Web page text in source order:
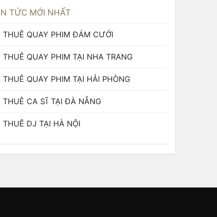
TỨC MỚI NHẤT
THUÊ QUAY PHIM ĐÁM CƯỚI
THUÊ QUAY PHIM TẠI NHA TRANG
THUÊ QUAY PHIM TẠI HẢI PHÒNG
THUÊ CA SĨ TẠI ĐÀ NẴNG
THUÊ DJ TẠI HÀ NỘI